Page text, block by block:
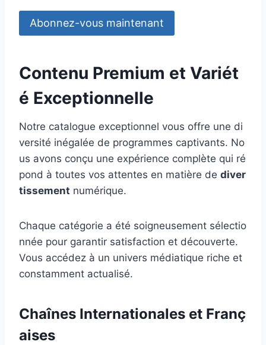
Abonnez-vous maintenant
Contenu Premium et Variét
é Exceptionnelle
Notre catalogue exceptionnel vous offre une di
versité inégalée de programmes captivants. No
us avons conçu une expérience complète qui ré
pond à toutes vos attentes en matière de diver
tissement numérique.
Chaque catégorie a été soigneusement sélectio
nnée pour garantir satisfaction et découverte.
Vous accédez à un univers médiatique riche et
constamment actualisé.
Chaînes Internationales et Franç
aises